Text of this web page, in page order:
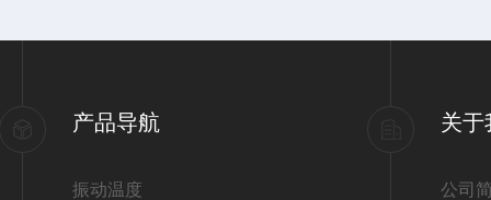
产品导航
振动温度
关于
公司